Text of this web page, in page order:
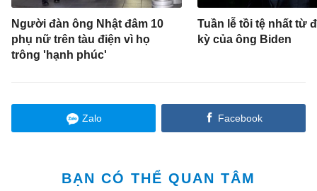
Người đàn ông Nhật đâm 10
phụ nữ trên tàu điện vì họ
trông 'hạnh phúc'
Tuần lễ tồi tệ nhất từ
kỳ của ông Biden
Zalo Facebook
BẠN CÓ THỂ QUAN TÂM